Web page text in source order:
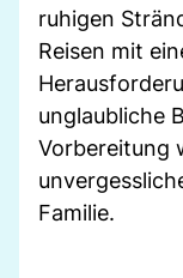
ruhigen
Reisen mit
unglaubliche
Vorbereitung
Familie.